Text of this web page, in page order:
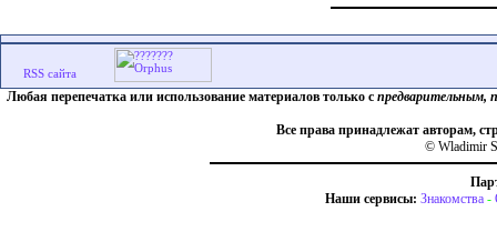
Любая перепечатка или использование материалов только с предварительным,
Все права принадлежат авторам,
© Wladimir
Наши сервисы: Знакомства -